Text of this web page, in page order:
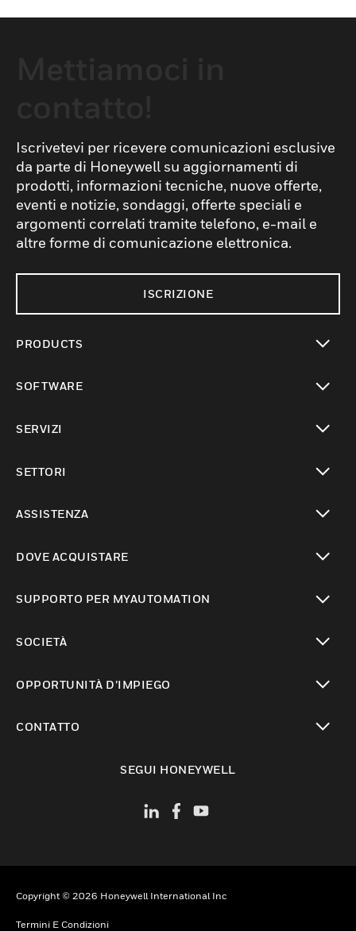
Iscrivetevi per ricevere comunicazioni esclusive
da parte di Honeywell su aggiornamenti di
prodotti, informazioni tecniche, nuove offerte,
eventi e notizie, sondaggi, offerte speciali e
argomenti correlati tramite telefono, e-mail e
altre forme di comunicazione elettronica.
ISCRIZIONE
PRODUCTS
SOFTWARE
SERVIZI
SETTORI
ASSISTENZA
DOVE ACQUISTARE
SUPPORTO PER MYAUTOMATION
SOCIETÀ
OPPORTUNITÀ D’IMPIEGO
CONTATTO
SEGUI HONEYWELL
Copyright © 2026 Honeywell International Inc
Termini E Condizioni